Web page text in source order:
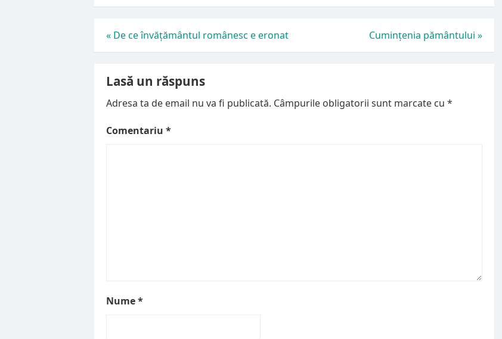
Navigare
în
articole
« De ce învățământul românesc e eronat Cumințenia pământului »
Lasă un răspuns
Adresa ta de email nu va fi publicată. Câmpurile obligatorii sunt marcate cu *
Comentariu *
Nume*